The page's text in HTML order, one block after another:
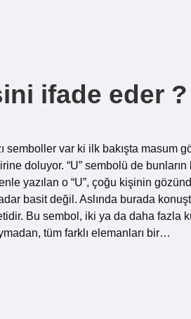
ifade eder ?
var ki ilk bakışta masum
doluyor. “U” sembolü de bunların
yazılan o “U”, çoğu kişinin
basit değil. Aslında burada
Bu sembol, iki ya da daha fazla
tüm farklı elemanları bir…